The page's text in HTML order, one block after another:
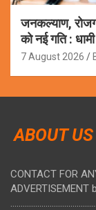
जनकल्याण,
को नई गति :
7 August 2026
ABOUT US
CONTACT FOR